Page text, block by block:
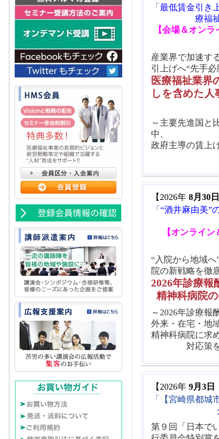
2026年05月01日（金）
【
・
て
2026年04月22日（水）
介
2026年04月18日（土）
・
2026年04月14日（火）
介
2026年04月09日（木）
第
2026年04月08日（水）
「
2026年04月07日（火）
2026年04月01日（水）
介
2026年03月27日（金）
第
2026年01月05日（月）
2025年02月20日（木）
【
内
2024年12月19日（木）
（
2024年05月20日（月）
【
2024年04月24日（水）
【
2023年11月11日（土）
【
「 最低賃金引き
療福
【会場＆オン
産業界で加速す
引上げへ“先手
医療福祉業界
しを含めた人
～主要先進国と
中、
政府主導の賃上
【2026年 8月30
「 “酒井麻由美”
【オンライ
“入院から地域
院の新戦略を徹
2026年診療報
精神科病院
～2026年診療報
外来・在宅・地
精神科病院に求
対応策
【2026年 9月3日
「【宮崎県都
第９回「日本で